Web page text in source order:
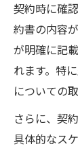
契約時に確
約書の内容
が明確に記
れます。特
についての
さらに、契
具体的なス